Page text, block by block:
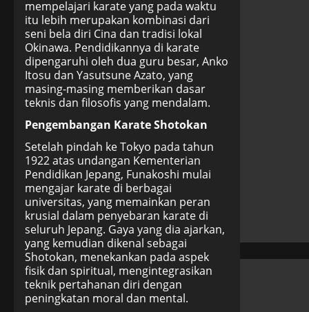
mempelajari karate yang pada waktu
itu lebih merupakan kombinasi dari
seni bela diri Cina dan tradisi lokal
Okinawa. Pendidikannya di karate
dipengaruhi oleh dua guru besar, Anko
Itosu dan Yasutsune Azato, yang
masing-masing memberikan dasar
teknis dan filosofis yang mendalam.
Pengembangan Karate Shotokan
Setelah pindah ke Tokyo pada tahun
1922 atas undangan Kementerian
Pendidikan Jepang, Funakoshi mulai
mengajar karate di berbagai
universitas, yang memainkan peran
krusial dalam penyebaran karate di
seluruh Jepang. Gaya yang dia ajarkan,
yang kemudian dikenal sebagai
Shotokan, menekankan pada aspek
fisik dan spiritual, mengintegrasikan
teknik pertahanan diri dengan
peningkatan moral dan mental.